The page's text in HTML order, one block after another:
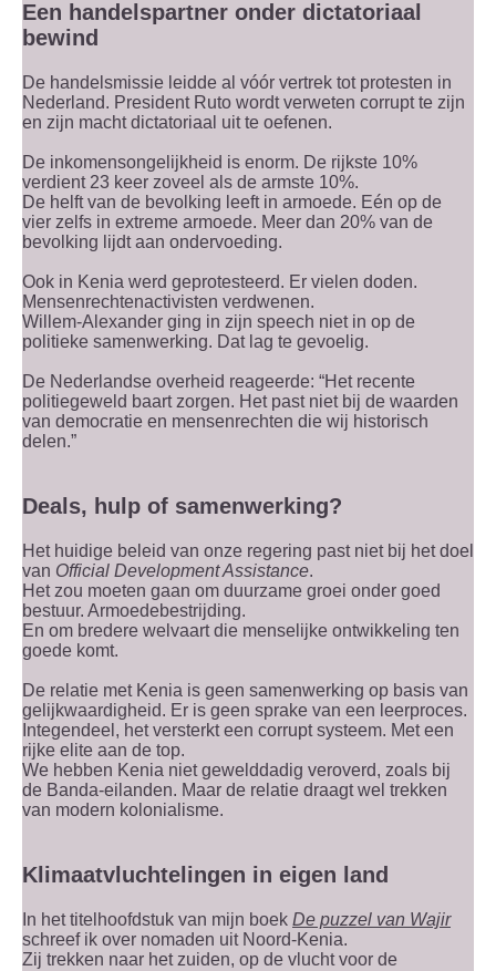
Een handelspartner onder dictatoriaal
bewind
De handelsmissie leidde al vóór vertrek tot protesten in
Nederland. President Ruto wordt verweten corrupt te zijn
en zijn macht dictatoriaal uit te oefenen.
De inkomensongelijkheid is enorm. De rijkste 10%
verdient 23 keer zoveel als de armste 10%.
De helft van de bevolking leeft in armoede. Eén op de
vier zelfs in extreme armoede. Meer dan 20% van de
bevolking lijdt aan ondervoeding.
Ook in Kenia werd geprotesteerd. Er vielen doden.
Mensenrechtenactivisten verdwenen.
Willem-Alexander ging in zijn speech niet in op de
politieke samenwerking. Dat lag te gevoelig.
De Nederlandse overheid reageerde: “Het recente
politiegeweld baart zorgen. Het past niet bij de waarden
van democratie en mensenrechten die wij historisch
delen.”
Deals, hulp of samenwerking?
Het huidige beleid van onze regering past niet bij het doel
van Official Development Assistance.
Het zou moeten gaan om duurzame groei onder goed
bestuur. Armoedebestrijding.
En om bredere welvaart die menselijke ontwikkeling ten
goede komt.
De relatie met Kenia is geen samenwerking op basis van
gelijkwaardigheid. Er is geen sprake van een leerproces.
Integendeel, het versterkt een corrupt systeem. Met een
rijke elite aan de top.
We hebben Kenia niet gewelddadig veroverd, zoals bij
de Banda-eilanden. Maar de relatie draagt wel trekken
van modern kolonialisme.
Klimaatvluchtelingen in eigen land
In het titelhoofdstuk van mijn boek De puzzel van Wajir
schreef ik over nomaden uit Noord-Kenia.
Zij trekken naar het zuiden, op de vlucht voor de